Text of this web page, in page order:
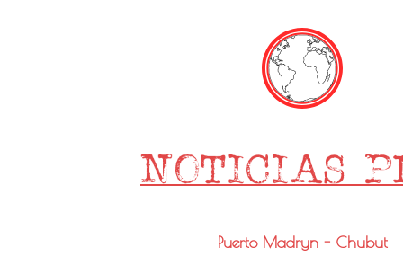
Puerto Madryn - Chubut